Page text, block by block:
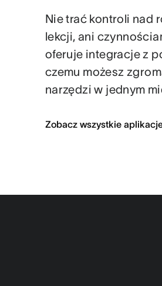
Nie trać kontroli nad
lekcji, ani
oferuje integracje z
czemu możesz
narzędzi w jednym
Zobacz wszystkie